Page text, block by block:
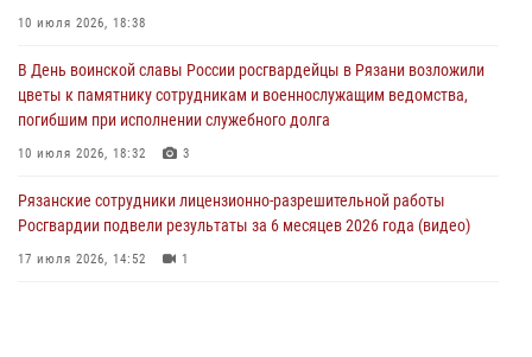
гражданства Российской Федерации за нарушение
законодательства
27 июля 2026, 15:26
10 июля 2026, 18:38
В День воинской славы России росгвардейцы в Рязани возложили
цветы к памятнику сотрудникам и военнослужащим ведомства,
погибшим при исполнении служебного долга
10 июля 2026, 18:32 3
Рязанские сотрудники лицензионно-разрешительной работы
Росгвардии подвели результаты за 6 месяцев 2026 года (видео)
17 июля 2026, 14:52 1